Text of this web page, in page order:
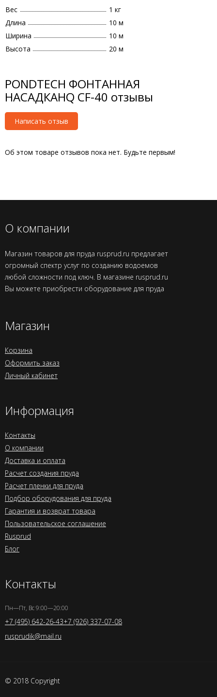
Вес
1 кг
Длина
10 м
Ширина
10 м
Высота
20 м
PONDTECH ФОНТАННАЯ
НАСАДКАHQ CF-40 отзывы
Написать отзыв
Об этом товаре отзывов пока нет. Будьте первым!
О компании
Магазин товаров для пруда rusprud.ru предлагает
огромный спектр услуг по созданию водоемов
любой сложности под ключ. В магазине rusprud.ru
Вы можете приобрести оборудование для пруда
Магазин
Корзина
Оформить заказ
Личный кабинет
Информация
Контакты
О компании
Доставка и оплата
Расчет создания пруда
Расчет пленки для пруда
Подбор оборудования для пруда
Гарантия и возврат товара
Пользовательское соглашение
Rusprud
Блог
Контакты
Пн—Пт, Вс 9:00—20:00
+7 (495) 642-26-43+7 (926) 337-07-08
rusprudik@mail.ru
© 2018 Copyright